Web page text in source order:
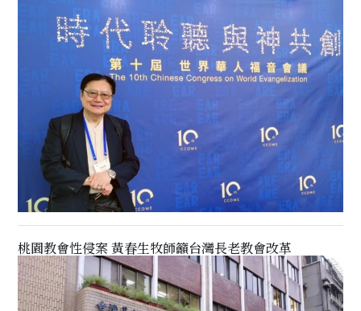
桃園教會性侵案 黃春生牧師籲台灣長老教會改革